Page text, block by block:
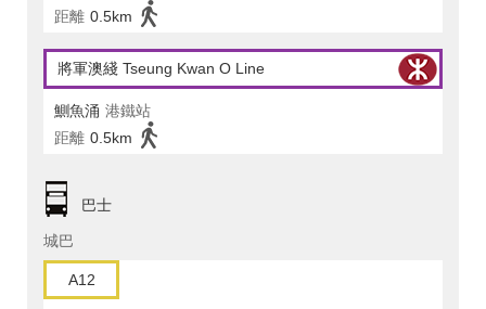
距離 0.5km
將軍澳綫 Tseung Kwan O Line
鰂魚涌 港鐵站
距離 0.5km
巴士
城巴
A12